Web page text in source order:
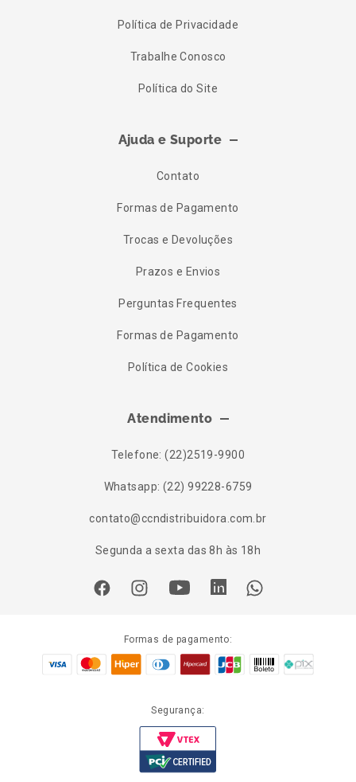
Política de Privacidade
Trabalhe Conosco
Política do Site
Ajuda e Suporte
Contato
Formas de Pagamento
Trocas e Devoluções
Prazos e Envios
Perguntas Frequentes
Formas de Pagamento
Política de Cookies
Atendimento
Telefone: (22)2519-9900
Whatsapp: (22) 99228-6759
contato@ccndistribuidora.com.br
Segunda a sexta das 8h às 18h
Formas de pagamento:
Segurança: